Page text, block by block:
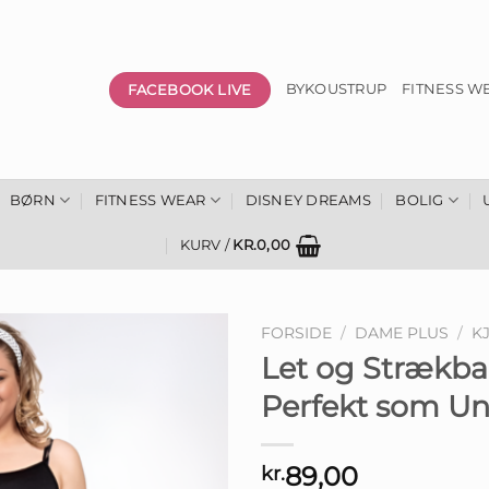
FACEBOOK LIVE BYKOUSTRUP FITNESS
BØRN FITNESS WEAR DISNEY DREAMS BOLIG
KURV / KR.0,00
FORSIDE / DAME PLUS /
Let og
Perfekt som
kr.89,00